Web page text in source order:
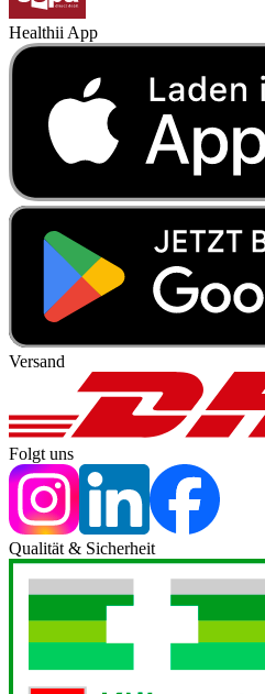
Healthii App
Versand
Folgt uns
Qualität & Sicherheit